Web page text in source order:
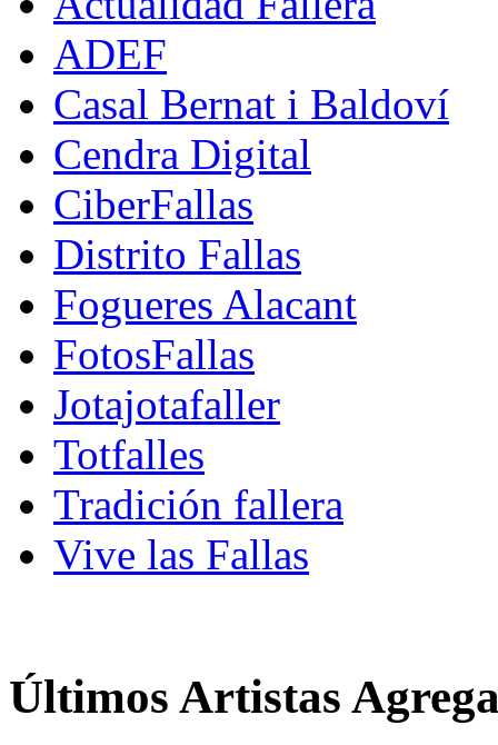
ADEF
Casal Bernat i Baldoví
Cendra Digital
CiberFallas
Distrito Fallas
Fogueres Alacant
FotosFallas
Jotajotafaller
Totfalles
Tradición fallera
Vive las Fallas
Últimos Artistas